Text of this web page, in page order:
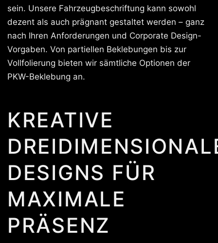
sein. Unsere Fahrzeugbeschriftung kann sowohl
dezent als auch prägnant gestaltet werden – ganz
nach Ihren Anforderungen und Corporate Design-
Vorgaben. Von partiellen Beklebungen bis zur
Vollfolierung bieten wir sämtliche Optionen der
PKW-Beklebung an.
KREATIVE
DESIGNS FÜR
MAXIMALE
PRÄSENZ